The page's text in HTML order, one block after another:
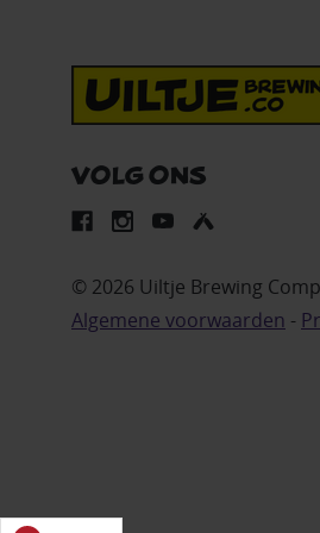
VOLG ONS
© 2026 Uiltje Brewing
Algemene voorwaarden -